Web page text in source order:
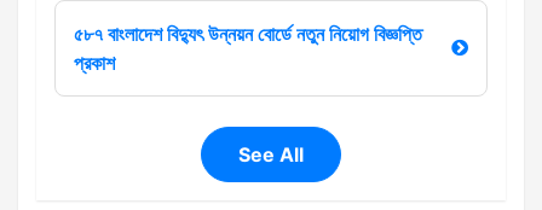
৫৮৭ বাংলাদেশ বিদ্যুৎ উন্নয়ন বোর্ডে নতুন নিয়োগ বিজ্ঞপ্তি
প্রকাশ
See All